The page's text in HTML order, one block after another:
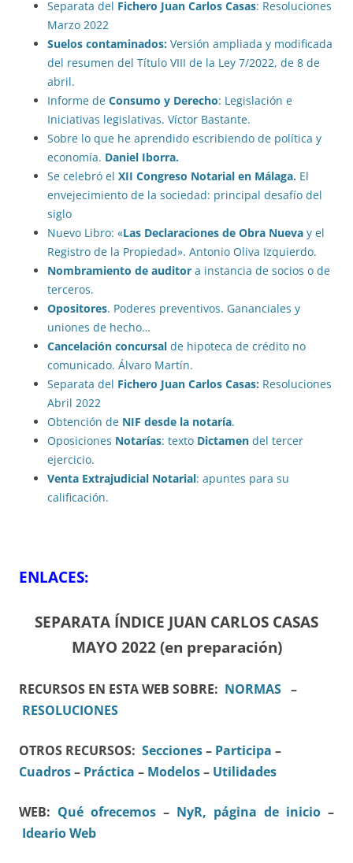
Separata del Fichero Juan Carlos Casas: Resoluciones
Marzo 2022
Suelos contaminados: Versión ampliada y modificada
del resumen del Título VIII de la Ley 7/2022, de 8 de
abril.
Informe de Consumo y Derecho: Legislación e
Iniciativas legislativas. Víctor Bastante.
Sobre lo que he aprendido escribiendo de política y
economía. Daniel Iborra.
Se celebró el XII Congreso Notarial en Málaga. El
envejecimiento de la sociedad: principal desafío del
siglo
Nuevo Libro: «Las Declaraciones de Obra Nueva y el
Registro de la Propiedad». Antonio Oliva Izquierdo.
Nombramiento de auditor a instancia de socios o de
terceros.
Opositores. Poderes preventivos. Gananciales y
uniones de hecho…
Cancelación concursal de hipoteca de crédito no
comunicado. Álvaro Martín.
Separata del Fichero Juan Carlos Casas: Resoluciones
Abril 2022
Obtención de NIF desde la notaría.
Oposiciones Notarías: texto Dictamen del tercer
ejercicio.
Venta Extrajudicial Notarial: apuntes para su
calificación.
ENLACES:
SEPARATA ÍNDICE JUAN CARLOS CASAS
MAYO 2022 (en preparación)
RECURSOS EN ESTA WEB SOBRE: NORMAS –
RESOLUCIONES
OTROS RECURSOS: Secciones– Participa –
Cuadros– Práctica – Modelos– Utilidades
WEB: Qué ofrecemos – NyR, página de inicio –
Ideario Web